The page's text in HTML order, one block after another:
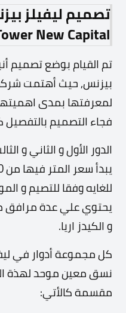
تصميم ليفيلز
New Capital
تم القيام بوضع تصميم
بيزنس, حيث أهتمت شركة
لمعرفتها بمدى
فجاء التصميم بالتفصيل
الدور الأول و الثاني و
للغايه وفقا للتصيم و
يحتوي علي عدة مرافق
و الكيدز اريا.
كل مجموعة أدوار في
نسق معين موحد لهذة
مقسمة كالأتي: